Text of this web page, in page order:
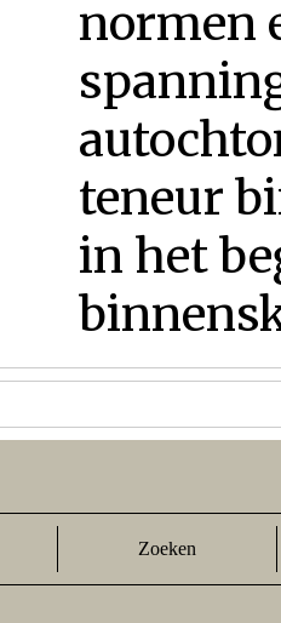
normen
teneur
in het
Zoeken